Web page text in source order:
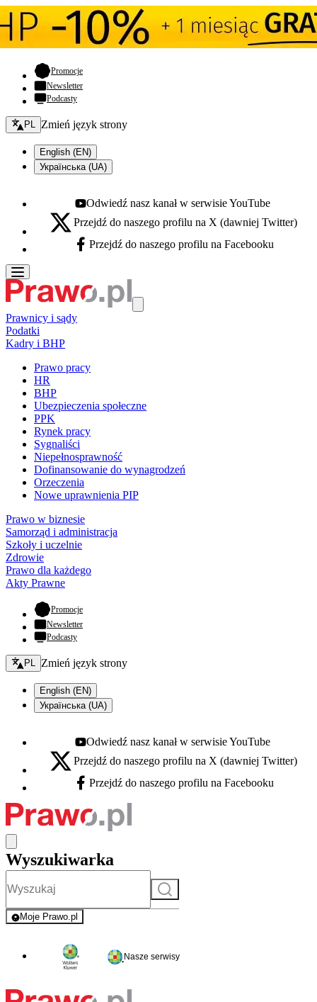
Promocje- otwiera się w nowej karcie
Newsletter
Podcasty
Zmień język - bieżący:
PL Zmień język strony
English (EN)
Українська (UA)
Youtube - otwiera się w nowej karcie
Odwiedź nasz kanał w serwisie YouTube
X - otwiera się w nowej karcie
Przejdź do naszego profilu na X (dawniej Twitter)
Facebook - otwiera się w nowej karcie
Przejdź do naszego profilu na Facebooku
Prawnicy i sądy
Podatki
Kadry i BHP
Prawo pracy
HR
BHP
Ubezpieczenia społeczne
PPK
Rynek pracy
Sygnaliści
Niepełnosprawność
Dofinansowanie do wynagrodzeń
Orzeczenia
Nowe uprawnienia PIP
Prawo w biznesie
Samorząd i administracja
Szkoły i uczelnie
Zdrowie
Prawo dla każdego
Akty Prawne
Promocje- otwiera się w nowej karcie
Newsletter
Podcasty
Zmień język - bieżący:
PL Zmień język strony
English (EN)
Українська (UA)
Youtube - otwiera się w nowej karcie
Odwiedź nasz kanał w serwisie YouTube
X - otwiera się w nowej karcie
Przejdź do naszego profilu na X (dawniej Twitter)
Facebook - otwiera się w nowej karcie
Przejdź do naszego profilu na Facebooku
Wyszukiwarka
Szukaj
Moje Prawo.pl
- rejestracja i logowanie do serwisu
Nasze serwisy